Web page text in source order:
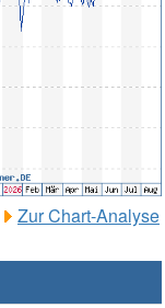
Zur Chart-Analyse